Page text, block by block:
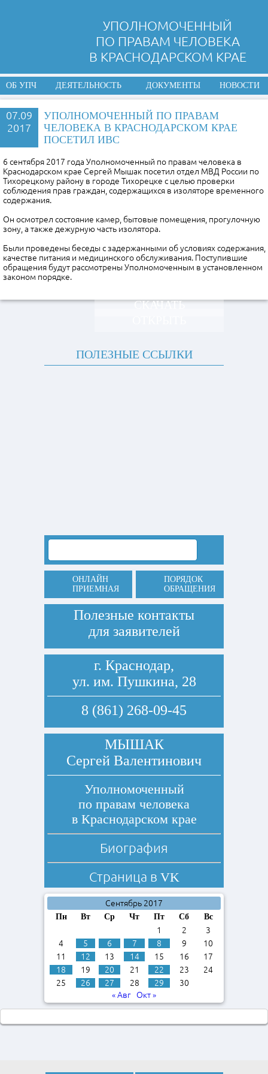
УПОЛНОМОЧЕННЫЙ
ПО ПРАВАМ ЧЕЛОВЕКА
В КРАСНОДАРСКОМ КРАЕ
ОБ УПЧ ДЕЯТЕЛЬНОСТЬ ДОКУМЕНТЫ НОВОСТИ
07.09
2017
УПОЛНОМОЧЕННЫЙ ПО ПРАВАМ
ЧЕЛОВЕКА В КРАСНОДАРСКОМ КРАЕ
ПОСЕТИЛ ИВС
6 сентября 2017 года Уполномоченный по правам человека в
Краснодарском крае Сергей Мышак посетил отдел МВД России по
Тихорецкому району в городе Тихорецке с целью проверки
соблюдения прав граждан, содержащихся в изоляторе временного
содержания.
Он осмотрел состояние камер, бытовые помещения, прогулочную
зону, а также дежурную часть изолятора.
Были проведены беседы с задержанными об условиях содержания,
качестве питания и медицинского обслуживания. Поступившие
обращения будут рассмотрены Уполномоченным в установленном
законом порядке.
СКАЧАТЬ
ПОЛЕЗНЫЕ ССЫЛКИ
ОНЛАЙН
ПРИЕМНАЯ
ПОРЯДОК
ОБРАЩЕНИЯ
Полезные контакты
для заявителей
г. Краснодар,
ул. им. Пушкина, 28
8 (861) 268-09-45
МЫШАК
Сергей Валентинович
Уполномоченный
по правам человека
в Краснодарском крае
Биография
Страница в VK
Сентябрь 2017
Пн Вт Ср Чт Пт Сб Вс
1 2
3
4
5 6 7 8 9
10
11
12 13 14 15 16
17
18
19 20 21 22 23
24
25
26 27 28 29
30
« Авг
Окт »